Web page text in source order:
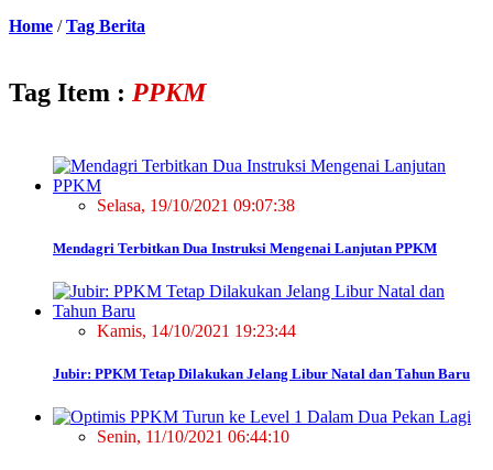
Home /Tag Berita
Tag Item : PPKM
Selasa, 19/10/2021 09:07:38
Mendagri Terbitkan Dua Instruksi Mengenai Lanjutan PPKM
Kamis, 14/10/2021 19:23:44
Jubir: PPKM Tetap Dilakukan Jelang Libur Natal dan Tahun Baru
Senin, 11/10/2021 06:44:10